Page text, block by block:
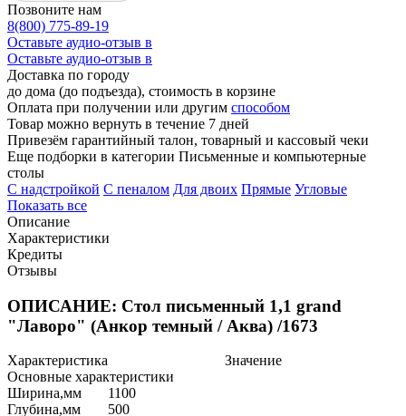
Позвоните нам
8(800) 775-89-19
Оставьте аудио-отзыв в
Оставьте аудио-отзыв в
Доставка по городу
до дома (до подъезда), стоимость в корзине
Оплата при получении или другим способом
Товар можно вернуть в течение 7 дней
Привезём гарантийный талон, товарный и кассовый чеки
Еще подборки в категории Письменные и компьютерные
столы
C надстройкой C пеналом Для двоих Прямые Угловые
Показать все
Описание
Характеристики
Кредиты
Отзывы
ОПИСАНИЕ: Стол письменный 1,1 grand
"Лаворо" (Анкор темный / Аква) /1673
Характеристика
Значение
Основные характеристики
Ширина,мм
1100
Глубина,мм
500